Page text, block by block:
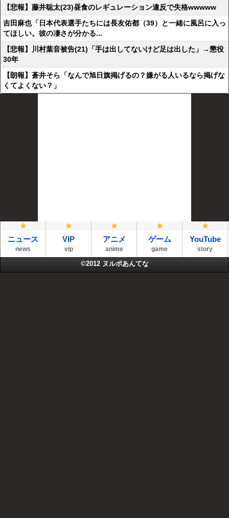
【悲報】藤井聡太(23)昼食のレギュレーション違反で失格wwwww
吉田麻也「日本代表選手たちには長友佑都（39）と一緒に風呂に入っ
てほしい。彼の凄さが分かる...
【悲報】川村葉音被告(21)「手は出してないけど足は出した」→懲役
30年
【朗報】蒼井そら「なんで旭日旗掲げるの？嫌がる人いるなら掲げな
くてよくない？」
ニュース
news
VIP
vip
アニメ
anime
ゲーム
game
YouTube
story
©2012 ヌルポあんてな